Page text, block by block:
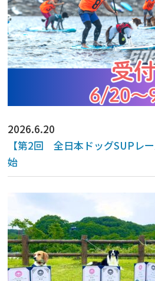
2026.6.20
【第2回 全日本ドッグSUPレ
始